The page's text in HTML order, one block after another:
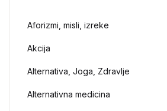
Aforizmi, misli, izreke
Akcija
Alternativa, Joga, Zdravlje
Alternativna medicina